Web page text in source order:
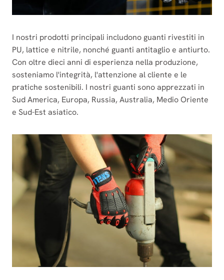
I nostri prodotti principali includono guanti rivestiti in
PU, lattice e nitrile, nonché guanti antitaglio e antiurto.
Con oltre dieci anni di esperienza nella produzione,
sosteniamo l'integrità, l'attenzione al cliente e le
pratiche sostenibili. I nostri guanti sono apprezzati in
Sud America, Europa, Russia, Australia, Medio Oriente
e Sud-Est asiatico.